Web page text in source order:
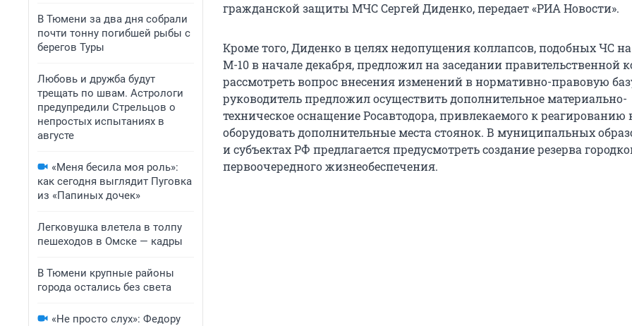
В Тюмени за два дня собрали
почти тонну погибшей рыбы с
берегов Туры
Любовь и дружба будут
трещать по швам. Астрологи
предупредили Стрельцов о
непростых испытаниях в
августе
«Меня бесила моя роль»:
как сегодня выглядит Пуговка
из «Папиных дочек»
Легковушка влетела в толпу
пешеходов в Омске — кадры
В Тюмени крупные районы
города остались без света
«Не просто слух»: Федору
гражданской защиты МЧС Сергей Диденко, передает «РИА Новости».
Кроме того, Диденко в целях недопущения коллапсов, подобных ЧС на
М-10 в начале декабря, предложил на заседании правительственной
рассмотреть вопрос внесения изменений в нормативно-правовую
руководитель предложил осуществить дополнительное материально-
техническое оснащение Росавтодора, привлекаемого к реагированию
оборудовать дополнительные места стоянок. В муниципальных
и субъектах РФ предлагается предусмотреть создание резерва
первоочередного жизнеобеспечения.